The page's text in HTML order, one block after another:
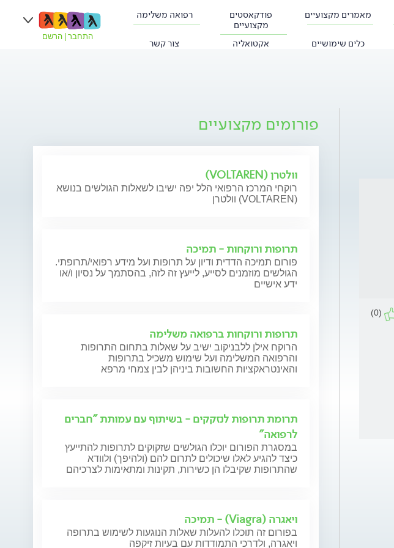
מאמרים מקצועיים
פודקאסטים
מקצועיים
רפואה משלימה
כלים שימושיים אקטואליה צור קשר
התחבר הרשם
(0)
ביה"ס לרוקחות,
הפקולטה לרפואה
פורומים מקצועיים
וולטרן (VOLTAREN)
רוקחי המרכז הרפואי הלל יפה ישיבו לשאלות הגולשים בנושא
וולטרן (VOLTAREN)
תרופות ורוקחות - תמיכה
פורום תמיכה הדדית ודיון על תרופות ועל מידע רפואי/תרופתי.
הגולשים מוזמנים לסייע, לייעץ זה לזה, בהסתמך על נסיון ו/או
ידע אישיים
תרופות ורוקחות ברפואה משלימה
הרוקח אילן ללבניקוב ישיב על שאלות בתחום התרופות
והרפואה המשלימה ועל שימוש משכיל בתרופות
והאינטראקציות החשובות ביניהן לבין צמחי מרפא
תרומת תרופות לנזקקים - בשיתוף עם עמותת "חברים
לרפואה"
במסגרת הפורום יוכלו הגולשים שזקוקים לתרופות להתייעץ
כיצד להגיע לאלו שיכולים לתרום להם (ולהיפך) ולוודא
שהתרופות שקיבלו הן כשירות, תקינות ומתאימות לצרכיהם
ויאגרה (Viagra) - תמיכה
בפורום זה תוכלו להעלות שאלות הנוגעות לשימוש בתרופה
ויאגרה, ולדרכי התמודדות עם בעיות זיקפה